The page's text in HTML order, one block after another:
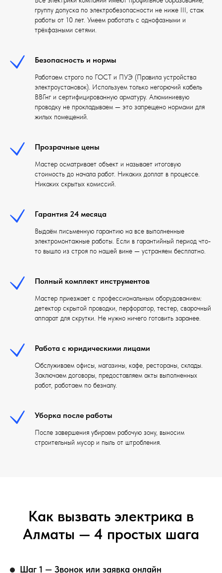
группу допуска по электробезопасности не ниже III, стаж
работы от 10 лет. Умеем работать с однофазными и
трёхфазными сетями.
Безопасность и нормы
Работаем строго по ГОСТ и ПУЭ (Правила устройства
электроустановок). Используем только негорючий кабель
ВВГнг и сертифицированную арматуру. Алюминиевую
проводку не прокладываем — это запрещено нормами для
жилых помещений.
Прозрачные цены
Мастер осматривает объект и называет итоговую
стоимость до начала работ. Никаких доплат в процессе.
Никаких скрытых комиссий.
Гарантия 24 месяца
Выдаём письменную гарантию на все выполненные
электромонтажные работы. Если в гарантийный период что-
то вышло из строя по нашей вине — устраняем бесплатно.
Полный комплект инструментов
Мастер приезжает с профессиональным оборудованием:
детектор скрытой проводки, перфоратор, тестер, сварочный
аппарат для скрутки. Не нужно ничего готовить заранее.
Работа с юридическими лицами
Обслуживаем офисы, магазины, кафе, рестораны, склады.
Заключаем договоры, предоставляем акты выполненных
работ, работаем по безналу.
Уборка после работы
После завершения убираем рабочую зону, выносим
строительный мусор и пыль от штробления.
Как вызвать электрика в
Алматы — 4 простых шага
Шаг 1 — Звонок или заявка онлайн